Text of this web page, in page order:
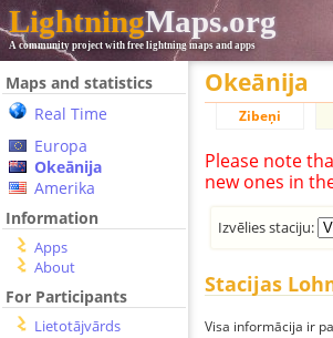
LightningMaps.org
A community project with free lightning maps and apps
Maps and statistics
Real Time
Europa
Okeānija
Amerika
Information
Apps
About
For Participants
Lietotājvārds
Okeānija
Zibeņi
Please note
new ones in
Izvēlies staciju:
Stacijas
Visa informācija ir